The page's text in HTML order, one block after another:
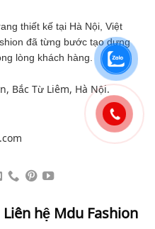
thiết kế tại Hà Nội, Việt
đã từng bước tạo dựng
lòng khách hàng.
Bắc Từ Liêm, Hà Nội.
Liên hệ Mdu Fashion